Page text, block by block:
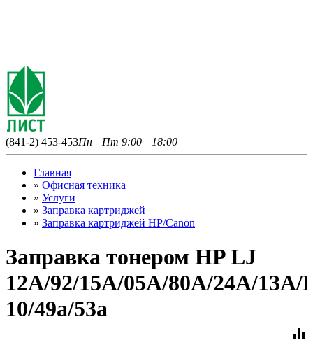
(841-2) 453-453Пн—Пт 9:00—18:00
Главная
» Офисная техника
» Услуги
» Заправка картриджей
» Заправка картриджей HP/Canon
Заправка тонером HP LJ
12A/92/15A/05A/80A/24А/13A/
10/49а/53а
equalizer